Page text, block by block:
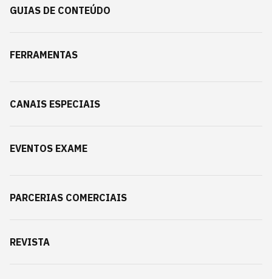
GUIAS DE CONTEÚDO
FERRAMENTAS
CANAIS ESPECIAIS
EVENTOS EXAME
PARCERIAS COMERCIAIS
REVISTA